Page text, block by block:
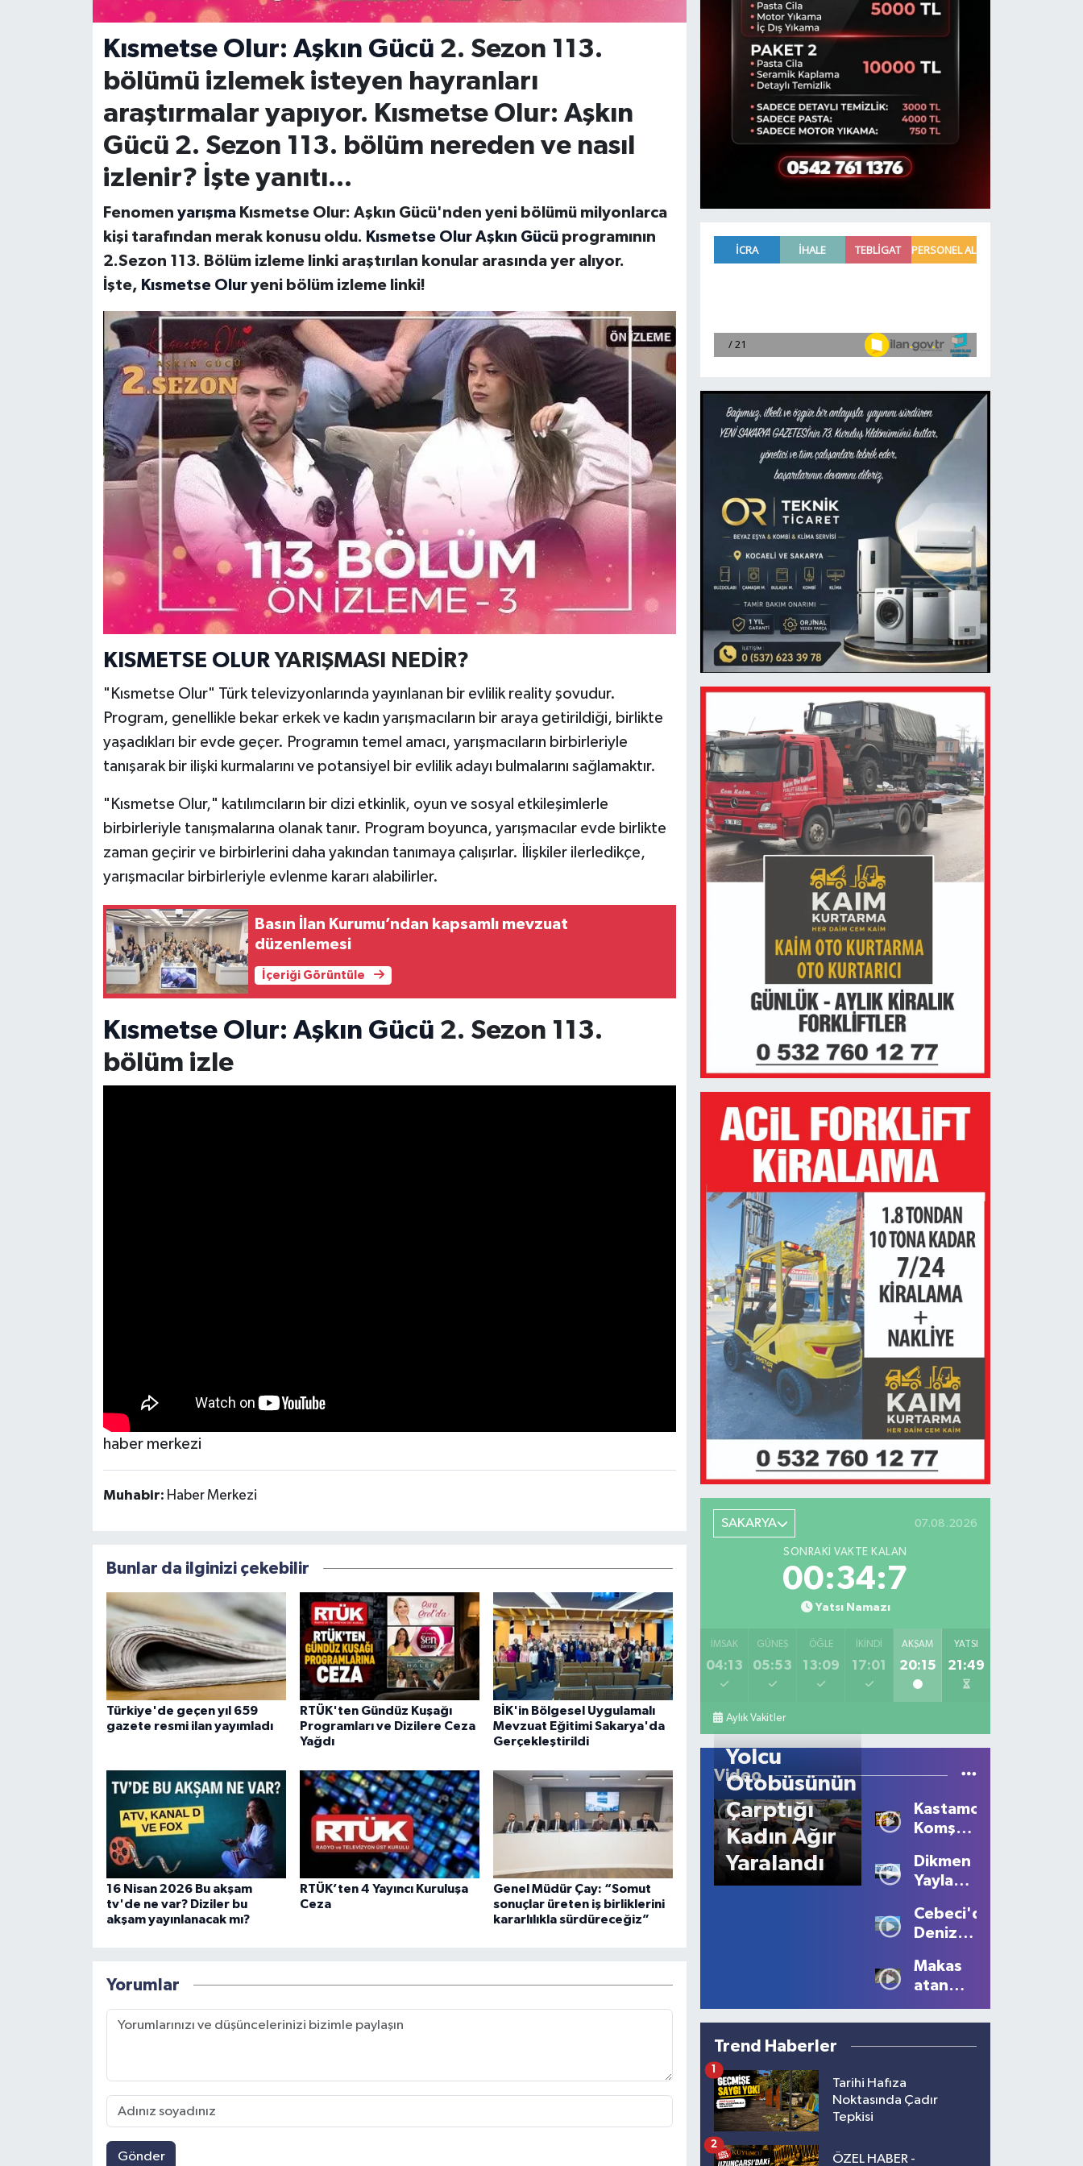
Kısmetse Olur: Aşkın Gücü 2. Sezon 113.
bölümü izlemek isteyen hayranları
araştırmalar yapıyor. Kısmetse Olur: Aşkın
Gücü 2. Sezon 113. bölüm nereden ve nasıl
izlenir? İşte yanıtı...
Fenomen yarışmaKısmetse Olur: Aşkın Gücü'nden yeni bölümü milyonlarca
kişi tarafından merak konusu oldu. Kısmetse Olur Aşkın Gücüprogramının
2.Sezon 113. Bölüm izleme linki araştırılan konular arasında yer alıyor.
İşte, Kısmetse Oluryeni bölüm izleme linki!
KISMETSE OLURYARIŞMASI NEDİR?
"Kısmetse Olur" Türk televizyonlarında yayınlanan bir evlilik reality şovudur.
Program, genellikle bekar erkek ve kadın yarışmacıların bir araya getirildiği, birlikte
yaşadıkları bir evde geçer. Programın temel amacı, yarışmacıların birbirleriyle
tanışarak bir ilişki kurmalarını ve potansiyel bir evlilik adayı bulmalarını sağlamaktır.
"Kısmetse Olur," katılımcıların bir dizi etkinlik, oyun ve sosyal etkileşimlerle
birbirleriyle tanışmalarına olanak tanır. Program boyunca, yarışmacılar evde birlikte
zaman geçirir ve birbirlerini daha yakından tanımaya çalışırlar. İlişkiler ilerledikçe,
yarışmacılar birbirleriyle evlenme kararı alabilirler.
Basın İlan Kurumu’ndan kapsamlı mevzuat
düzenlemesi
İçeriği Görüntüle
Kısmetse Olur: Aşkın Gücü 2. Sezon 113.
bölüm izle
haber merkezi
Muhabir: Haber Merkezi
Bunlar da ilginizi çekebilir
Türkiye'de geçen yıl 659
gazete resmi ilan yayımladı
RTÜK'ten Gündüz Kuşağı
Programları ve Dizilere Ceza
Yağdı
BİK'in Bölgesel Uygulamalı
Mevzuat Eğitimi Sakarya'da
Gerçekleştirildi
16 Nisan 2026 Bu akşam
tv'de ne var? Diziler bu
akşam yayınlanacak mı?
RTÜK’ten 4 Yayıncı Kuruluşa
Ceza
Genel Müdür Çay: “Somut
sonuçlar üreten iş birliklerini
kararlılıkla sürdüreceğiz”
Yorumlar
Gönder
SAKARYA 07.08.2026
SONRAKI VAKTE KALAN
00:34:7
Yatsı Namazı
İMSAK
04:13
GÜNEŞ
05:53
ÖĞLE
13:09
İKINDI
17:01
AKŞAM
20:15
YATSI
21:49
Aylık Vakitler
Video
Yolcu
Otobüsünün
Çarptığı
Kadın Ağır
Yaralandı
Kastamonu'da
Komşu
Kanlı
Bitti: 1
Ölü, 2
Yaralı!
Dikmen
Yaylası'nda
Büyüledi:
Kartpostallık
Manzaralar
Oluştu
Cebeci'de
Deniz
Tüm
Güzelliğiyle
Devam
Makas
atan
10 bin
lira ceza
Trend Haberler
Tarihi Hafıza
Noktasında Çadır
Tepkisi
1
ÖZEL HABER -
2